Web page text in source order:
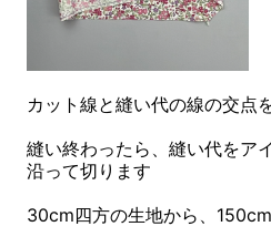
カット線と縫い代の線の交点
縫い終わったら、縫い代をア
沿って切ります
30cm四方の生地から、